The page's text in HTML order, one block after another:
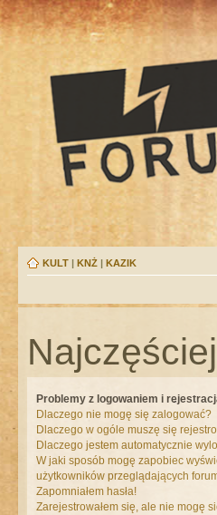
KULT | KNŻ | KAZIK
Problemy z logowaniem i
Dlaczego nie mogę się zalogować?
Dlaczego w ogóle muszę się
Dlaczego jestem automatycznie
W jaki sposób mogę zapobiec
użytkowników przeglądających
Zapomniałem hasła!
Zarejestrowałem się, ale nie mogę